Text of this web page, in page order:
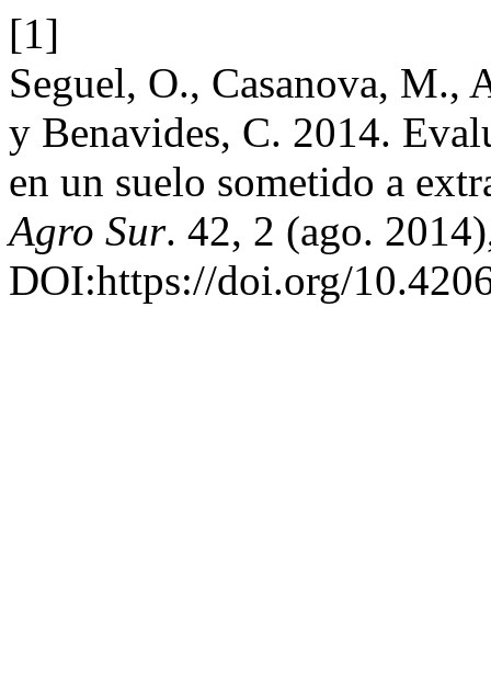
[1]
Seguel, O., Casanova, M.,
y Benavides, C. 2014.
en un suelo sometido a
Agro Sur. 42, 2 (ago.
DOI:https://doi.org/